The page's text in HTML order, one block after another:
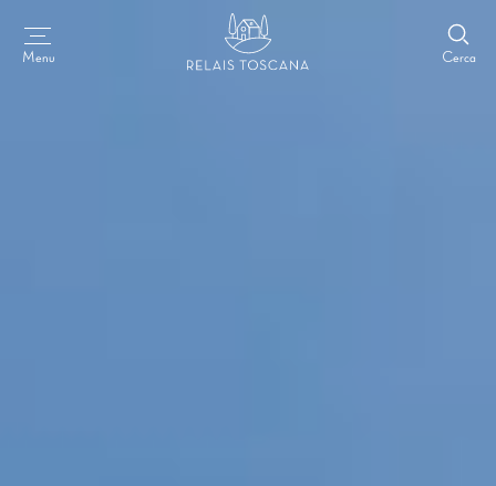
Menu Cerca